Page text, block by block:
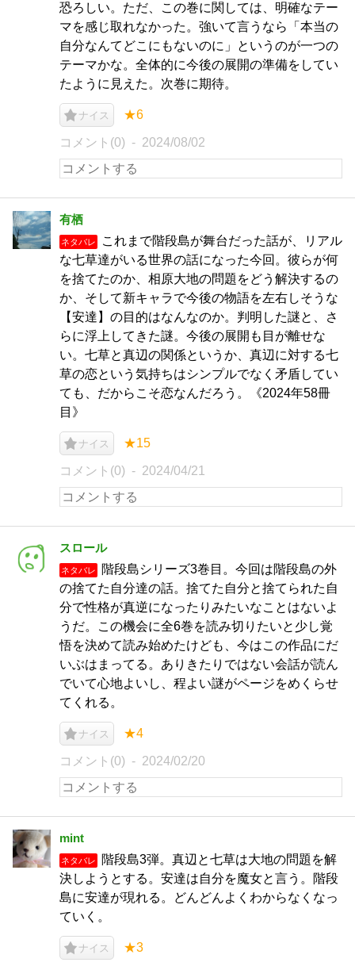
恐ろしい。ただ、この巻に関しては、明確なテー
マを感じ取れなかった。強いて言うなら「本当の
自分なんてどこにもないのに」というのが一つの
テーマかな。全体的に今後の展開の準備をしてい
たように見えた。次巻に期待。
ナイス ★6
コメント(0) 2024/08/02
有栖
ネタバレ
これまで階段島が舞台だった話が、リアル
な七草達がいる世界の話になった今回。彼らが何
を捨てたのか、相原大地の問題をどう解決するの
か、そして新キャラで今後の物語を左右しそうな
【安達】の目的はなんなのか。判明した謎と、さ
らに浮上してきた謎。今後の展開も目が離せな
い。七草と真辺の関係というか、真辺に対する七
草の恋という気持ちはシンプルでなく矛盾してい
ても、だからこそ恋なんだろう。《2024年58冊
目》
ナイス ★15
コメント(0) 2024/04/21
スロール
ネタバレ
階段島シリーズ3巻目。今回は階段島の外
の捨てた自分達の話。捨てた自分と捨てられた自
分で性格が真逆になったりみたいなことはないよ
うだ。この機会に全6巻を読み切りたいと少し覚
悟を決めて読み始めたけども、今はこの作品にだ
いぶはまってる。ありきたりではない会話が読ん
でいて心地よいし、程よい謎がページをめくらせ
てくれる。
ナイス ★4
コメント(0) 2024/02/20
mint
ネタバレ
階段島3弾。真辺と七草は大地の問題を解
決しようとする。安達は自分を魔女と言う。階段
島に安達が現れる。どんどんよくわからなくなっ
ていく。
ナイス ★3